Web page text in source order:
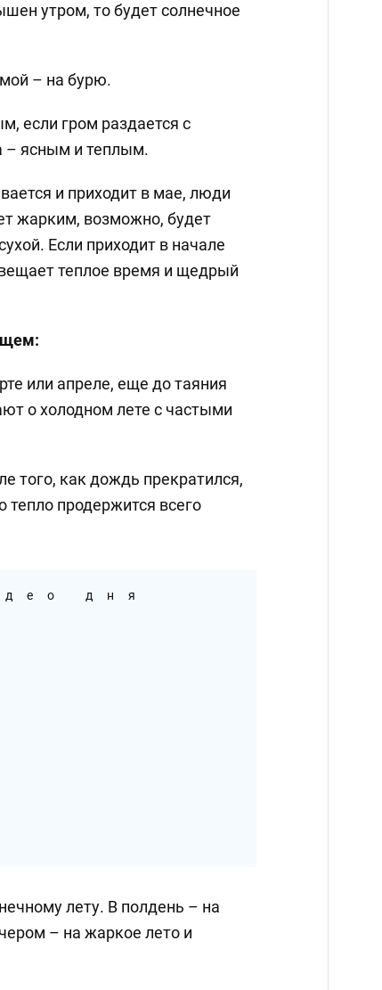
утром, то будет солнечное
– на бурю.
если гром раздается с
– ясным и теплым.
и приходит в мае, люди
жарким, возможно, будет
Если приходит в начале
теплое время и щедрый
или апреле, еще до таяния
о холодном лете с частыми
того, как дождь прекратился,
тепло продержится всего
дня
лету. В полдень – на
– на жаркое лето и